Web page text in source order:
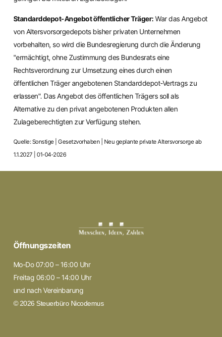
Standarddepot-Angebot öffentlicher Träger:War das Angebot
von Altersvorsorgedepots bisher privaten Unternehmen
vorbehalten, so wird die Bundesregierung durch die Änderung
"ermächtigt, ohne Zustimmung des Bundesrats eine
Rechtsverordnung zur Umsetzung eines durch einen
öffentlichen Träger angebotenen Standarddepot-Vertrags zu
erlassen". Das Angebot des öffentlichen Trägers soll als
Alternative zu den privat angebotenen Produkten allen
Zulageberechtigten zur Verfügung stehen.
Quelle: Sonstige | Gesetzvorhaben | Neu geplante private Altersvorsorge ab
1.1.2027 | 01-04-2026
Öffnungszeiten
Mo-Do 07:00 – 16:00 Uhr
Freitag 06:00 – 14:00 Uhr
und nach Vereinbarung
© 2026 Steuerbüro Nicodemus